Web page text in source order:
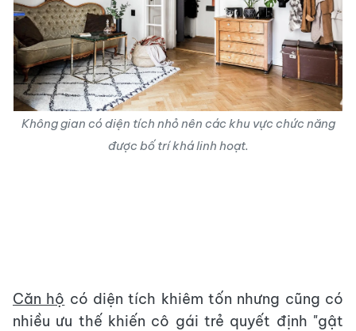
Không gian có diện tích nhỏ nên các khu vực chức năng
được bố trí khá linh hoạt.
Căn hộ có diện tích khiêm tốn nhưng cũng có
nhiều ưu thế khiến cô gái trẻ quyết định "gật